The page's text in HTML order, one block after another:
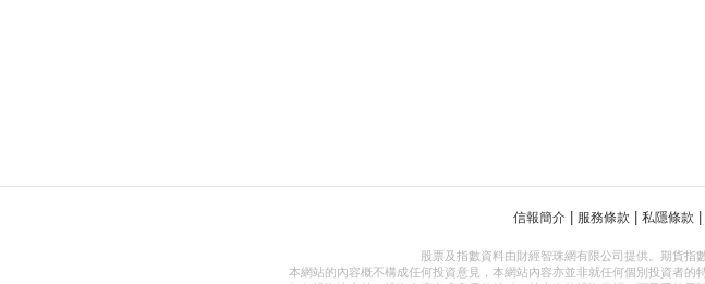
信報簡介 服務條款 私隱條款
股票及指數資料由財經智珠網有限公司提供。期貨指
本網站的內容概不構成任何投資意見，本網站內容亦並非就任何個別投資者